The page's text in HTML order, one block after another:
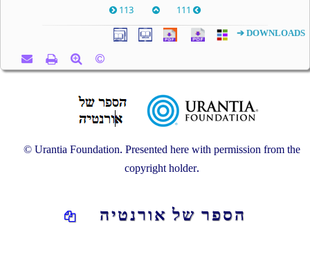
113
DOWNLOADS ➔
© Urantia Foundation. Presented here with permission from the
copyright holder.
הספר של אורנטיה